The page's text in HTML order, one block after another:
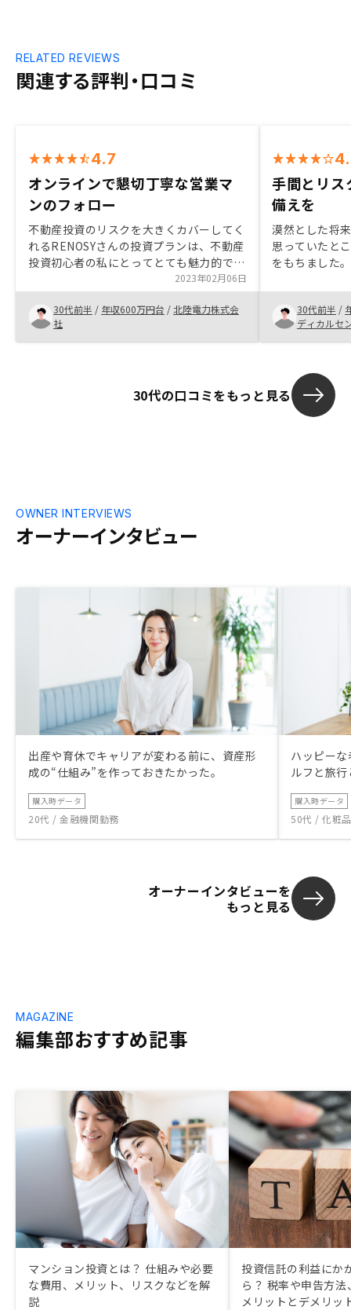
関連する評判・口コミ
RELATED REVIEWS
4.7
オンラインで懇切丁寧な営業マ
ンのフォロー
不動産投資のリスクを大きくカバーしてく
れるRENOSYさんの投資プランは、不動産
投資初心者の私にとってとても魅力的でし
た。不動産に入居者がいない場合、賃料が
入らないのが大きなリスクだと感じていた
ところ、少ない掛金で賃料を補償してくれ
ることが決め手でした。担当の営業マンも
どんな質問にでも懇切丁寧に対応してくれ
が少なく感じました。
2023年02月06日
30代前半 / 年収600万円台 / 北陸電力株式会
社
手間とリス
備えを
漠然とした将
思っていたと
をもちました
不安が解消さ
ちになりまし
まり時間がか
での不動産投
の面でも助か
30代前半 /
ディカルセ
30代の口コミをもっと見る
オーナーインタビュー
OWNER INTERVIEWS
出産や育休でキャリアが変わる前に、資産形
成の“仕組み”を作っておきたかった。
購入時データ
20代 / 金融機関勤務
ハッピー
ルフと旅
購入時データ
50代 / 化粧
オーナーインタビューを
もっと見る
編集部おすすめ記事
MAGAZINE
マンション投資とは？ 仕組みや必要
な費用、メリット、リスクなどを解
説
投資信託の利益にか
ら？ 税率や申告方
メリットとデメリッ